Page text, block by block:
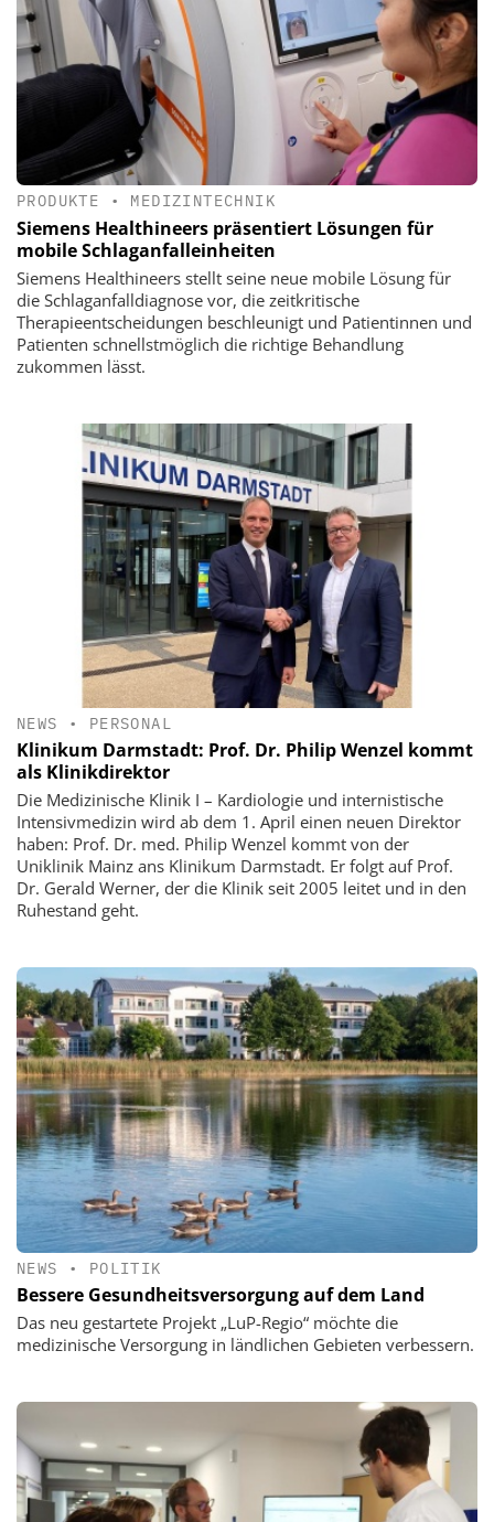
PRODUKTE • MEDIZINTECHNIK
Siemens Healthineers präsentiert Lösungen für
mobile Schlaganfalleinheiten
Siemens Healthineers stellt seine neue mobile Lösung für
die Schlaganfalldiagnose vor, die zeitkritische
Therapieentscheidungen beschleunigt und Patientinnen und
Patienten schnellstmöglich die richtige Behandlung
zukommen lässt.
NEWS • PERSONAL
Klinikum Darmstadt: Prof. Dr. Philip Wenzel kommt
als Klinikdirektor
Die Medizinische Klinik I – Kardiologie und internistische
Intensivmedizin wird ab dem 1. April einen neuen Direktor
haben: Prof. Dr. med. Philip Wenzel kommt von der
Uniklinik Mainz ans Klinikum Darmstadt. Er folgt auf Prof.
Dr. Gerald Werner, der die Klinik seit 2005 leitet und in den
Ruhestand geht.
NEWS • POLITIK
Bessere Gesundheitsversorgung auf dem Land
Das neu gestartete Projekt „LuP-Regio“ möchte die
medizinische Versorgung in ländlichen Gebieten verbessern.